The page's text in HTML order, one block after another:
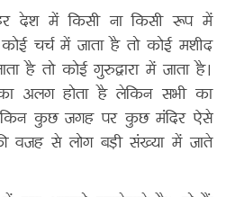
देश में किसी ना किसी रूप में
चर्च में जाता है तो कोई मशीद
है तो कोई गुरुद्वारा में जाता है।
अलग होता है लेकिन सभी का
कुछ जगह पर कुछ मंदिर ऐसे
वजह से लोग बड़ी संख्या में जाते